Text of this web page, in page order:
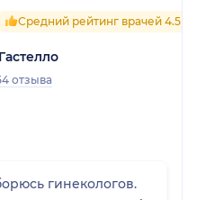
Средний рейтинг врачей 4.5
отзыва
гинекологов.